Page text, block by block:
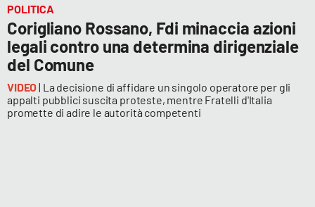
POLITICA
Corigliano Rossano, Fdi minaccia azioni
legali contro una determina dirigenziale
del Comune
VIDEO| La decisione di affidare un singolo operatore per gli
appalti pubblici suscita proteste, mentre Fratelli d'Italia
promette di adire le autorità competenti